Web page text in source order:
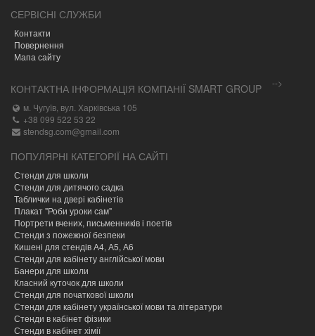
СЕРВІСНІ СЛУЖБИ
Контакти
Повернення
Мапа сайту
-->
КОНТАКТНА ІНФОРМАЦІЯ КОМПАНІЇ SMART GROUP
м. Чугуїв, вул. Харківська 105
+38 099 522 53 22
stendsg.com@gmail.com
ПОПУЛЯРНІ КАТЕГОРІЇ НА САЙТІ
Стенди для школи
Стенди для дитячого садка
Таблички на двері кабінетів
Плакат "Роби уроки сам"
Портрети вчених, письменників і поетів
Стенди з пожежної безпеки
Кишені для стендів А4, А5, А6
Стенди для кабінету англійської мови
Банери для школи
Класний куточок для школи
Стенди для початкової школи
Стенди для кабінету української мови та літератури
Стенди в кабінет фізики
Стенди в кабінет хімії